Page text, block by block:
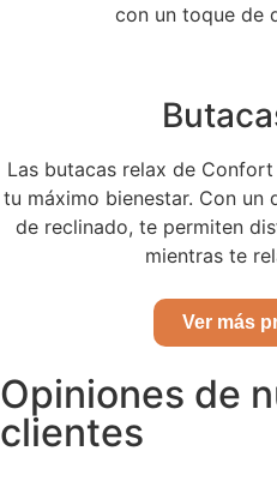
con un toque de
Las butacas relax de
tu máximo bienestar. Con un
de reclinado, te permiten
mientras te
Ver más
Opiniones de
clientes